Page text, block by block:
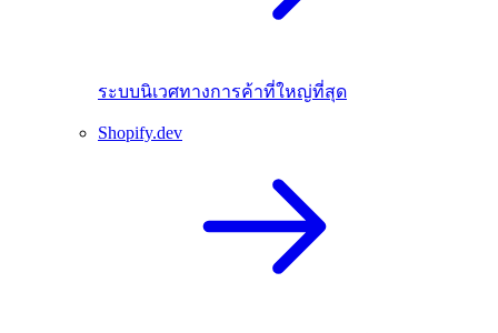
ระบบนิเวศทางการค้าที่ใหญ่ที่สุด
Shopify.dev